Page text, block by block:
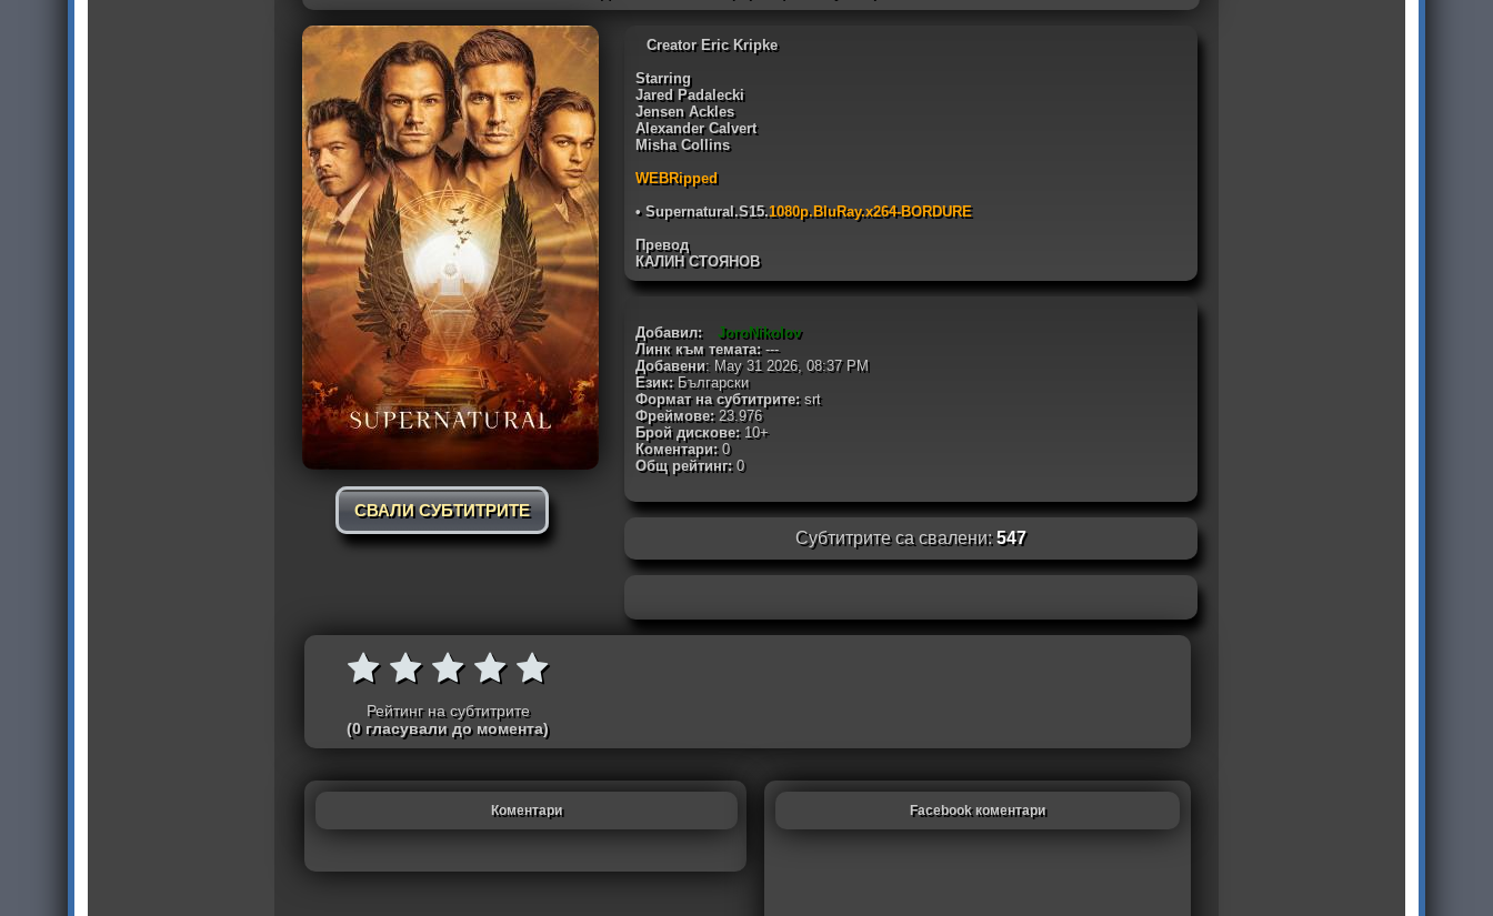
СВАЛИ СУБТИТРИТЕ
Creator Eric Kripke
Starring
Jared Padalecki
Jensen Ackles
Alexander Calvert
Misha Collins
WEBRipped
• Supernatural.S15.1080p.BluRay.x264-BORDURE
Превод
КАЛИН СТОЯНОВ
Добавил:
JoroNikolov
Линк към темата:---
Добавени: May 31 2026, 08:37 PM
Език:Български
Формат на субтитрите:srt
Фреймове:23.976
Брой дискове:10+
Коментари: 0
Общ рейтинг:0
Субтитрите са свалени:547
Рейтинг на субтитрите
(0 гласували до момента)
Коментари Facebook коментари